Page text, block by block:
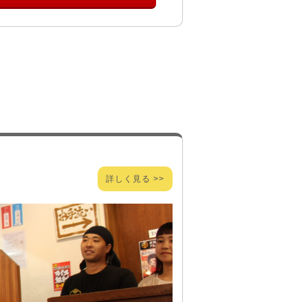
詳しく見る >>